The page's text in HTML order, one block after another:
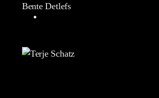
Bente Detlefs